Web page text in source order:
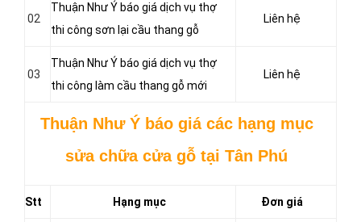
02
Thuận Như Ý báo giá dịch vụ thợ
thi công sơn lại cầu thang gỗ
Liên hệ
03
Thuận Như Ý báo giá dịch vụ thợ
thi công làm cầu thang gỗ mới
Liên hệ
Thuận Như Ý báo giá các hạng mục
sửa chữa cửa gỗ tại Tân Phú
Stt Hạng mục Đơn giá